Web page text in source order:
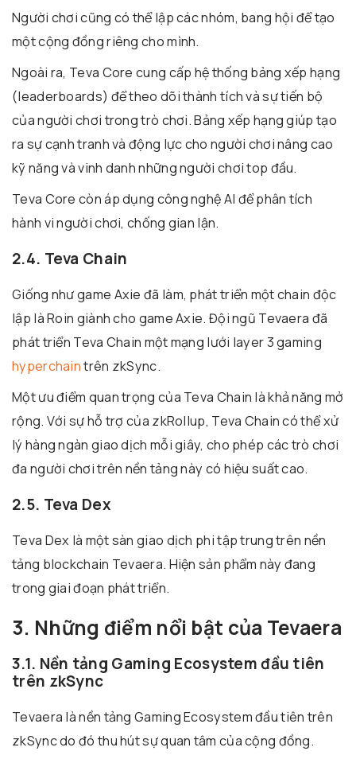
Người chơi cũng có thể lập các nhóm, bang hội để tạo
một cộng đồng riêng cho mình.
Ngoài ra, Teva Core cung cấp hệ thống bảng xếp hạng
(leaderboards) để theo dõi thành tích và sự tiến bộ
của người chơi trong trò chơi. Bảng xếp hạng giúp tạo
ra sự cạnh tranh và động lực cho người chơi nâng cao
kỹ năng và vinh danh những người chơi top đầu.
Teva Core còn áp dụng công nghệ AI để phân tích
hành vi người chơi, chống gian lận.
2.4. Teva Chain
Giống như game Axie đã làm, phát triển một chain độc
lập là Roin giành cho game Axie. Đội ngũ Tevaera đã
phát triển Teva Chain một mạng lưới layer 3 gaming
hyperchaintrên zkSync.
Một ưu điểm quan trọng của Teva Chain là khả năng mở
rộng. Với sự hỗ trợ của zkRollup, Teva Chain có thể xử
lý hàng ngàn giao dịch mỗi giây, cho phép các trò chơi
đa người chơi trên nền tảng này có hiệu suất cao.
2.5. Teva Dex
Teva Dex là một sàn giao dịch phi tập trung trên nền
tảng blockchain Tevaera. Hiện sản phẩm này đang
trong giai đoạn phát triển.
3. Những điểm nổi bật của Tevaera
3.1. Nền tảng Gaming Ecosystem đầu tiên
trên zkSync
Tevaera là nền tảng Gaming Ecosystem đầu tiên trên
zkSync do đó thu hút sự quan tâm của cộng đồng.